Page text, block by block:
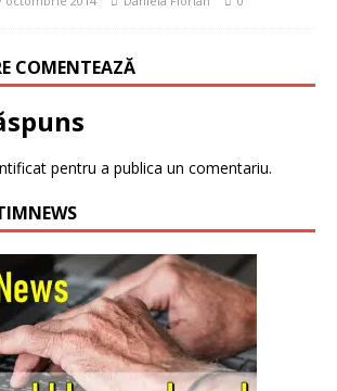
COMENTEAZĂ
pentru a publica un comentariu.